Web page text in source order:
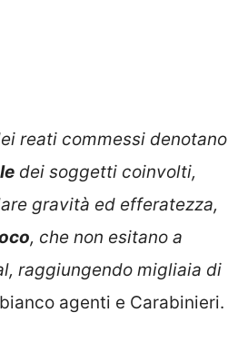
reati commessi denotano
dei soggetti coinvolti,
gravità ed efferatezza,
, che non esitano a
raggiungendo migliaia di
agenti e Carabinieri.